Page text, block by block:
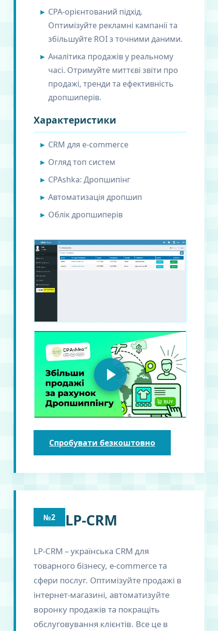
CPA-орієнтований підхід.
Оптимізуйте рекламні кампанії та
збільшуйте ROI з точними даними.
Аналітика продажів у реальному
часі. Отримуйте миттєві звіти про
продажі, тренди та ефективність
дропшиперів.
Характеристики
CRM для e-commerce
Огляд топ систем
CPAshka: Дропшипінг
Автоматизація дропшип
Облік дропшиперів
Спробувати безкоштовно
№2 LP-CRM
LP-CRM – українська CRM для
товарного бізнесу, e-commerce та
сфери послуг. Оптимізуйте продажі в
інтернет-магазині, автоматизуйте
воронку продажів та покращіть
обслуговування клієнтів. Все це в